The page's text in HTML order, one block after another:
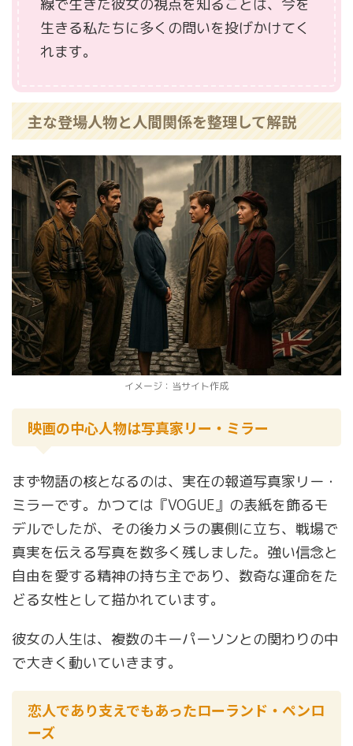
線で生きた彼女の視点を知ることは、今を
生きる私たちに多くの問いを投げかけてく
れます。
主な登場人物と人間関係を整理して解説
イメージ：当サイト作成
映画の中心人物は写真家リー・ミラー
まず物語の核となるのは、実在の報道写真家リー・
ミラーです。かつては『VOGUE』の表紙を飾るモ
デルでしたが、その後カメラの裏側に立ち、戦場で
真実を伝える写真を数多く残しました。強い信念と
自由を愛する精神の持ち主であり、数奇な運命をた
どる女性として描かれています。
彼女の人生は、複数のキーパーソンとの関わりの中
で大きく動いていきます。
恋人であり支えでもあったローランド・ペンロ
ーズ